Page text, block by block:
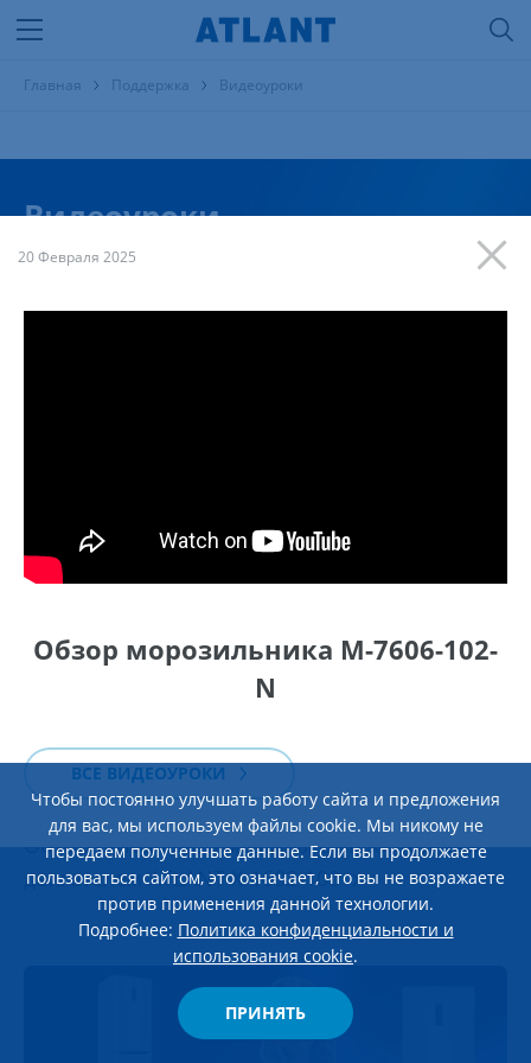
20 Февраля 2025
Обзор морозильника М-7606-102-
N
ВСЕ ВИДЕОУРОКИ
Чтобы постоянно улучшать работу сайта и предложения
для вас, мы используем файлы cookie. Мы никому не
передаем полученные данные. Если вы продолжаете
пользоваться сайтом, это означает, что вы не возражаете
против применения данной технологии.
Подробнее: Политика конфиденциальности и
использования cookie.
ПРИНЯТЬ
Главная Поддержка Видеоуроки
Видеоуроки
23 января 2026
Обзор стиральной машины c инверторным
двигателем ATLANT Х-1602-100